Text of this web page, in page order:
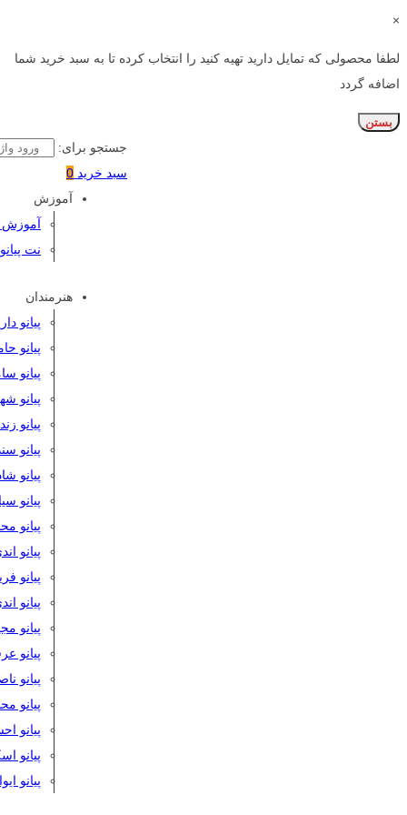
×
لطفا محصولی که تمایل دارید تهیه کنید را انتخاب کرده تا به سبد خرید شما
اضافه گردد
بستن
جستجو برای:
سبد خرید 0
آموزش
آموزش
نت پیانو
هنرمندان
پیانو
پیانو
پیانو
پیانو
پیانو
پیانو
پیانو
پیانو
پیانو
پیانو
پیانو
پیانو
پیانو
پیانو
پیانو
پیانو
پیانو
پیانو
پیانو